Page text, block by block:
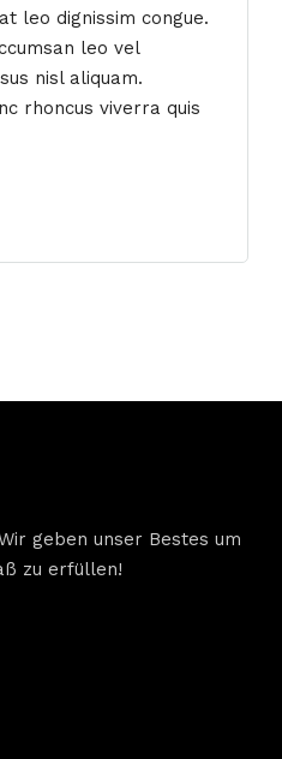
leo dignissim congue.
leo vel
nisl aliquam.
rhoncus viverra quis
geben unser Bestes um
zu erfüllen!